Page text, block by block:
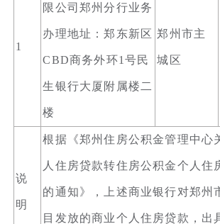
1
限公司郑州分行业务
办理地址：郑东新区
CBD商务外环1号民
生银行大厦附属楼二
楼
郑州市主
城区
说
明
根据《郑州住房公积金管理中心
人住房贷款转住房公积金个人住
的通知》，上述商业银行对郑州
目发放的商业个人住房贷款，出